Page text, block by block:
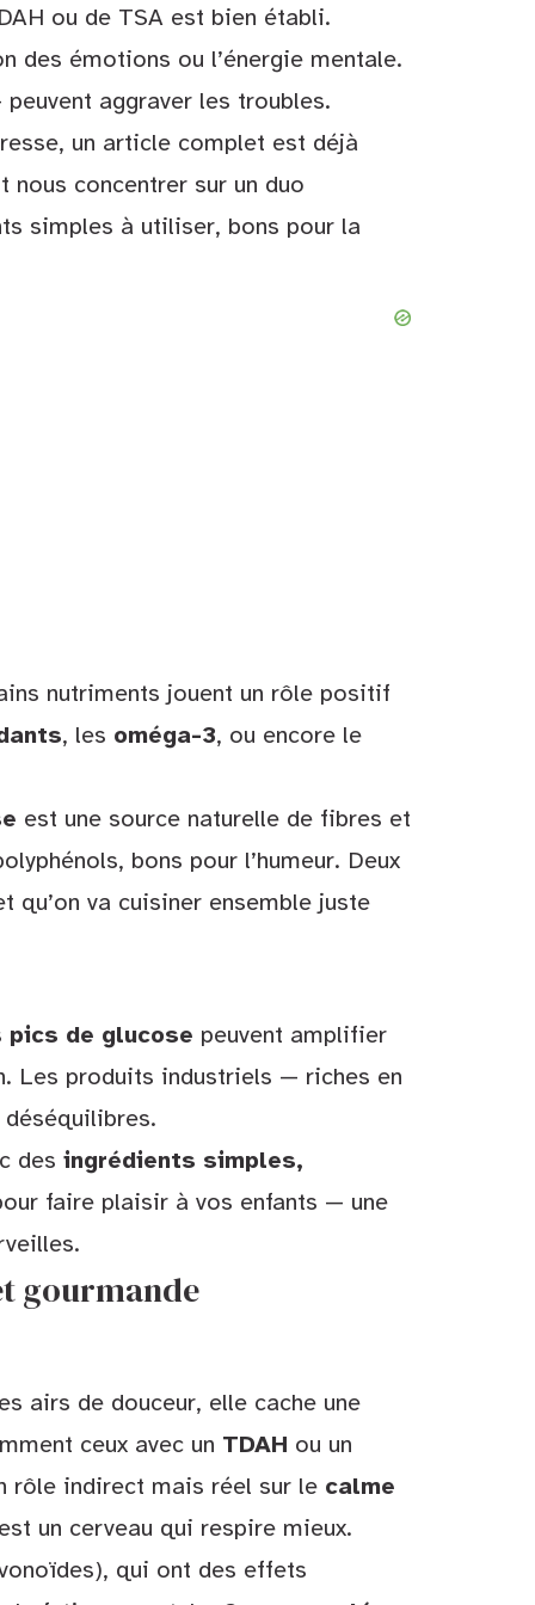
ou de TSA est bien établi.
des émotions ou l’énergie mentale.
aggraver les troubles.
un article complet est déjà
nous concentrer sur un duo
simples à utiliser, bons pour la
nutriments jouent un rôle positif
, les oméga-3, ou encore le
est une source naturelle de fibres et
bons pour l’humeur. Deux
va cuisiner ensemble juste
pics de glucose peuvent amplifier
Les produits industriels — riches en
des ingrédients simples,
faire plaisir à vos enfants — une
gourmande
airs de douceur, elle cache une
ceux avec un TDAH ou un
rôle indirect mais réel sur le calme
un cerveau qui respire mieux.
qui ont des effets